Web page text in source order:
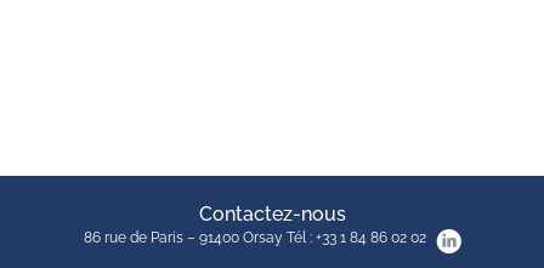
Contactez-nous
86 rue de Paris – 91400 Orsay Tél : +33 1 84 86 02 02